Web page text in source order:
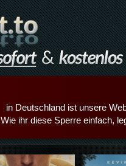
in Deutschland ist unsere
Wie ihr diese Sperre einfach,